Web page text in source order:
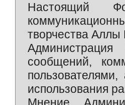
Настоящий
творчества Аллы
сообщений,
использования